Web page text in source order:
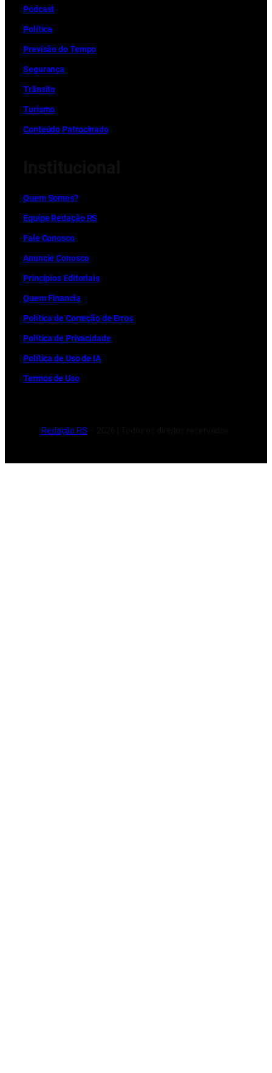
Podcast
Política
Previsão do Tempo
Segurança
Trânsito
Turismo
Conteúdo Patrocinado
Quem Somos?
Equipe Redação RS
Fale Conosco
Anuncie Conosco
Princípios Editoriais
Quem Financia
Política de Correção de Erros
Política de Privacidade
Política de Uso de IA
Termos de Uso
Redação RS